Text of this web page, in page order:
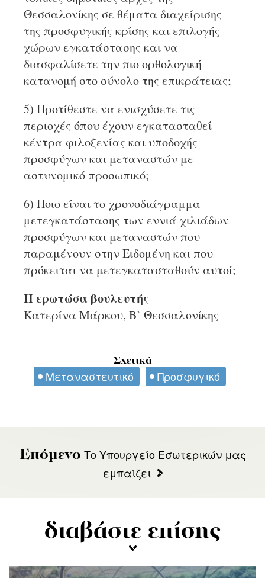
Θεσσαλονίκης σε θέματα διαχείρισης
της προσφυγικής κρίσης και επιλογής
χώρων εγκατάστασης και να
διασφαλίσετε την πιο ορθολογική
κατανομή στο σύνολο της επικράτειας;
5) Προτίθεστε να ενισχύσετε τις
περιοχές όπου έχουν εγκατασταθεί
κέντρα φιλοξενίας και υποδοχής
προσφύγων και μεταναστών με
αστυνομικό προσωπικό;
6) Ποιο είναι το χρονοδιάγραμμα
μετεγκατάστασης των εννιά χιλιάδων
προσφύγων και μεταναστών που
παραμένουν στην Ειδομένη και που
πρόκειται να μετεγκατασταθούν αυτοί;
Η ερωτώσα βουλευτής
Κατερίνα Μάρκου, Β’ Θεσσαλονίκης
Σχετικά
Μεταναστευτικό Προσφυγικό
Επόμενο Το Υπουργείο Εσωτερικών μας
εμπαίζει
διαβάστε επίσης